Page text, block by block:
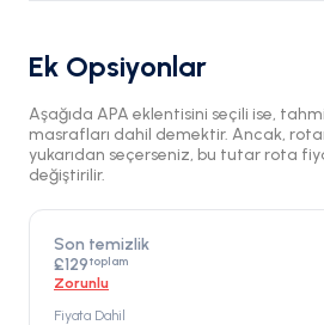
Ek Opsiyonlar
Aşağıda APA eklentisini seçili ise,
masrafları dahil demektir. Ancak,
yukarıdan seçerseniz, bu tutar rota
değiştirilir.
Son temizlik
£129toplam
Zorunlu
Fiyata Dahil